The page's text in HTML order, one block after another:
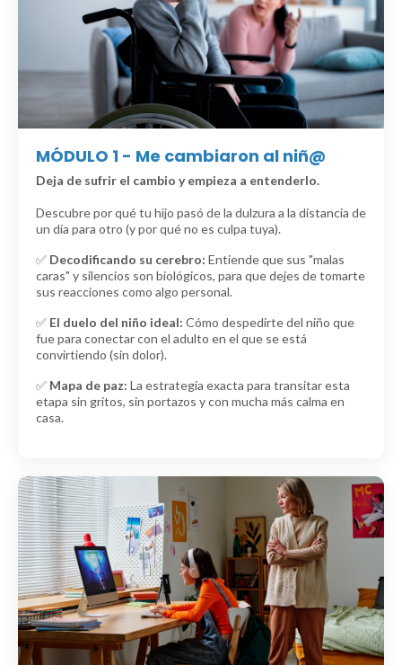
MÓDULO 1 - Me cambiaron al niñ@
Deja de sufrir el cambio y empieza a entenderlo.
Descubre por qué tu hijo pasó de la dulzura a la distancia de
un día para otro (y por qué no es culpa tuya).
✅ Decodificando su cerebro: Entiende que sus "malas
caras" y silencios son biológicos, para que dejes de tomarte
sus reacciones como algo personal.
✅ El duelo del niño ideal: Cómo despedirte del niño que
fue para conectar con el adulto en el que se está
convirtiendo (sin dolor).
✅ Mapa de paz: La estrategia exacta para transitar esta
etapa sin gritos, sin portazos y con mucha más calma en
casa.